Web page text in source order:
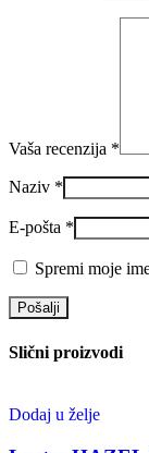
Vaša recenzija *
Naziv *
E-pošta *
Spremi moje
Slični proizvodi
Dodaj u želje